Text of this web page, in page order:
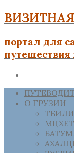
портал для
путешествия
О ГРУЗИИ